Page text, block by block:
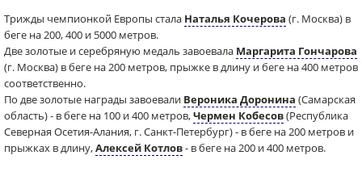
Трижды чемпионкой Европы стала Наталья Кочерова (г. Москва) в
беге на 200, 400 и 5000 метров.
Две золотые и серебряную медаль завоевала Маргарита Гончарова
(г. Москва) в беге на 200 метров, прыжке в длину и беге на 400 метров
соответственно.
По две золотые награды завоевали Вероника Доронина (Самарская
область) - в беге на 100 и 400 метров,Чермен Кобесов(Республика
Северная Осетия-Алания, г. Санкт-Петербург) - в беге на 200 метров и
прыжках в длину,Алексей Котлов- в беге на 200 и 400 метров.